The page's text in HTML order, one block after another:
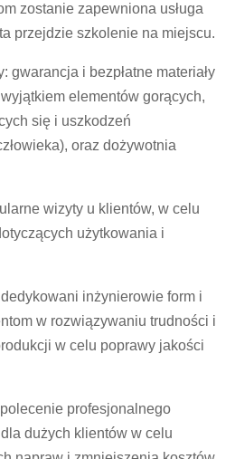
zostanie zapewniona usługa
przejdzie szkolenie na miejscu.
gwarancja i bezpłatne materiały
elementów gorących,
się i uszkodzeń
oraz dożywotnia
wizyty u klientów, w celu
użytkowania i
inżynierowie form i
w rozwiązywaniu trudności i
w celu poprawy jakości
profesjonalnego
dużych klientów w celu